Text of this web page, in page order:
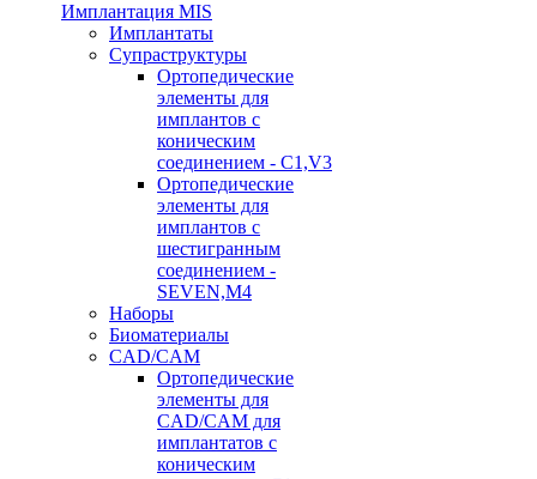
Имплантация MIS
Имплантаты
Супраструктуры
Ортопедические
элементы для
имплантов с
коническим
соединением - C1,V3
Ортопедические
элементы для
имплантов с
шестигранным
соединением -
SEVEN,M4
Наборы
Биоматериалы
CAD/CAM
Ортопедические
элементы для
CAD/CAM для
имплантатов с
коническим